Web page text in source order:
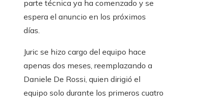
parte técnica ya ha comenzado y se
espera el anuncio en los próximos
días.
Juric se hizo cargo del equipo hace
apenas dos meses, reemplazando a
Daniele De Rossi, quien dirigió el
equipo solo durante los primeros cuatro